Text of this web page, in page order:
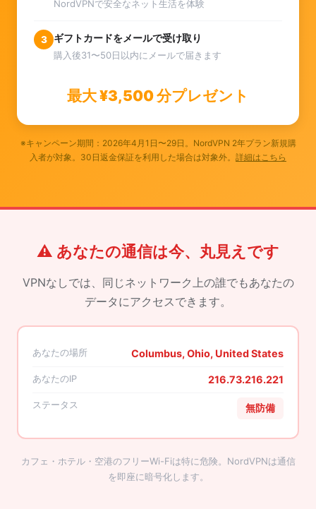
NordVPNで安全なネット生活を体験
3 ギフトカードをメールで受け取り
購入後31〜50日以内にメールで届きます
最大 ¥3,500 分プレゼント
※キャンペーン期間：2026年4月1日〜29日。NordVPN 2年プラン新規購
入者が対象。30日返金保証を利用した場合は対象外。 詳細はこちら
⚠️ あなたの通信は今、丸見えです
VPNなしでは、同じネットワーク上の誰でもあなたの
データにアクセスできます。
あなたの場所 Columbus, Ohio, United States
あなたのIP 216.73.216.221
ステータス 無防備
カフェ・ホテル・空港のフリーWi-Fiは特に危険。NordVPNは通信
を即座に暗号化します。